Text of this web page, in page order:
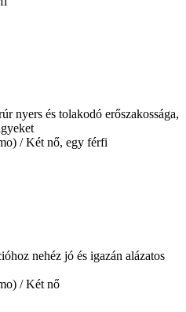
nyers és tolakodó erőszakossága,
/ Két nő, egy férfi
nehéz jó és igazán alázatos
/ Két nő